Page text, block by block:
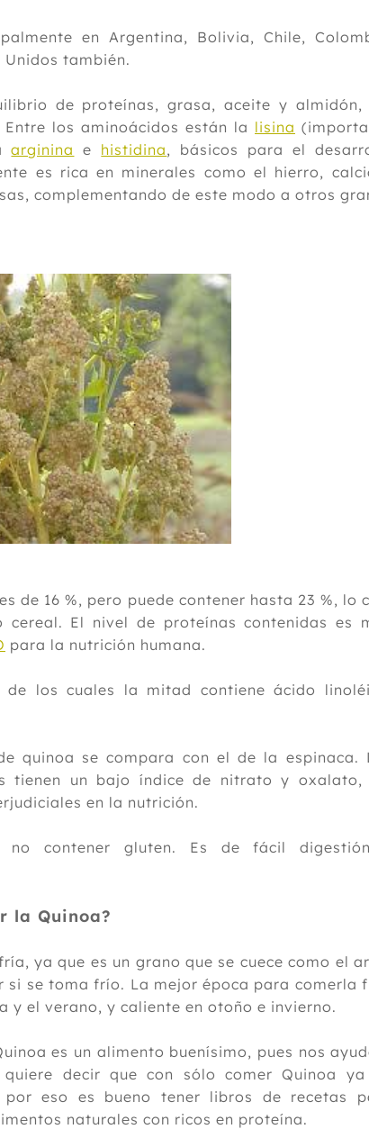
en Argentina, Bolivia, Chile,
Unidos también.
de proteínas, grasa, aceite y almidón,
los aminoácidos están la lisina
arginina e histidina, básicos para el
es rica en minerales como el hierro,
complementando de este modo a otros
de 16 %, pero puede contener hasta 23 %, lo
El nivel de proteínas contenidas es
para la nutrición humana.
los cuales la mitad contiene ácido
quinoa se compara con el de la espinaca.
tienen un bajo índice de nitrato y oxalato,
en la nutrición.
no contener gluten. Es de fácil
la Quinoa?
ya que es un grano que se cuece como el
si se toma frío. La mejor época para comerla
y el verano, y caliente en otoño e invierno.
es un alimento buenísimo, pues nos
decir que con sólo comer Quinoa ya
eso es bueno tener libros de recetas
naturales con ricos en proteína.